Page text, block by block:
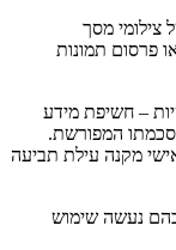
צילומי מסך
פרסום תמונות
– חשיפת מידע
המפורשת.
מקנה עילת תביעה
נעשה שימוש